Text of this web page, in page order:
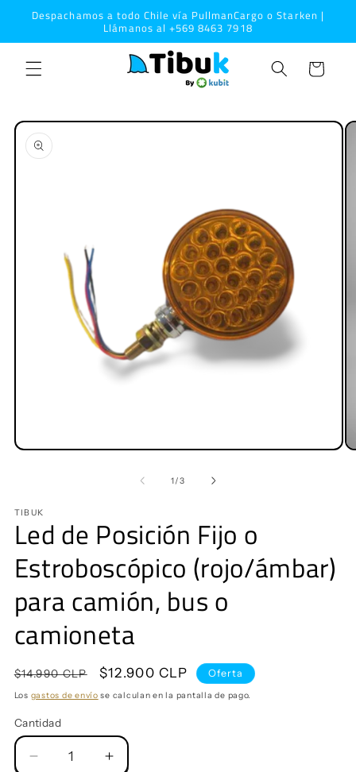
directamente
Despachamos a todo Chile vía PullmanCargo o Starken |
Llámanos al +569 8463 7918
Carrito
directamente
a la
información
Abrir
una
ventana
modal
1/de
3
TIBUK
Led de Posición Fijo o
Estroboscópico (rojo/ámbar)
para camión, bus o
camioneta
Precio
habitual
$14.990 CLP
Precio
de
$12.900 CLP Oferta
Los gastos de envío se calculan en la pantalla de pago.
Cantidad
Reducir
Aumentar